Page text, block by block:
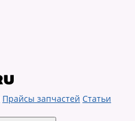
Прайсы запчастей Статьи